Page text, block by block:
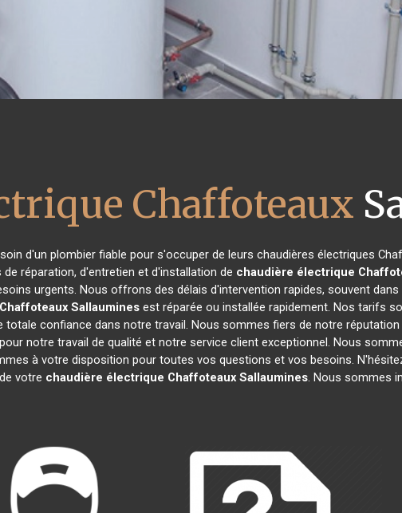
Chaffoteaux
d'un plombier fiable pour s'occuper de leurs chaudières électriques
réparation, d'entretien et d'installation de chaudière électrique
urgents. Nous offrons des délais d'intervention rapides, souvent
Sallauminesest réparée ou installée rapidement. Nos tarifs
confiance dans notre travail. Nous sommes fiers de notre réputation
notre travail de qualité et notre service client exceptionnel. Nous
à votre disposition pour toutes vos questions et vos besoins.
votre chaudière électrique Chaffoteaux Sallaumines. Nous sommes